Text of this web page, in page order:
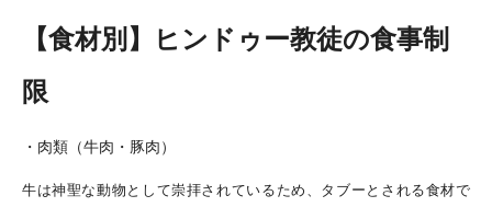
【食材別】ヒンドゥー教徒の食事制
限
・肉類（牛肉・豚肉）
牛は神聖な動物として崇拝されているため、タブーとされる食材で